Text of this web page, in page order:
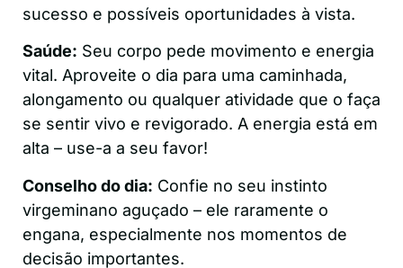
sucesso e possíveis oportunidades à vista.
Saúde: Seu corpo pede movimento e energia
vital. Aproveite o dia para uma caminhada,
alongamento ou qualquer atividade que o faça
se sentir vivo e revigorado. A energia está em
alta – use-a a seu favor!
Conselho do dia: Confie no seu instinto
virgeminano aguçado – ele raramente o
engana, especialmente nos momentos de
decisão importantes.